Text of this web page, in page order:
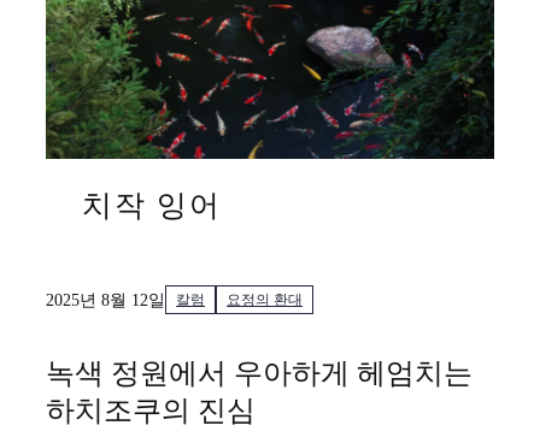
치작 잉어
2025년 8월 12일 칼럼 요정의 환대
녹색 정원에서 우아하게 헤엄치는
하치조쿠의 진심